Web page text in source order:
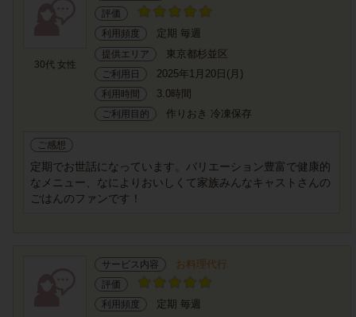
30代 女性
評価
利用頻度
定期 毎週
提供エリア 東京都杉並区
ご利用日 2025年1月20日(月)
利用時間 3.0時間
ご利用目的 作りおき 冷凍保存
ご感想
定期でお世話になっています。バリエーション豊富で健康的
なメニュー、なによりおいしくて家族みんなキャストさんの
ごはんのファンです！
サービス内容 お料理代行
評価
利用頻度
定期 毎週